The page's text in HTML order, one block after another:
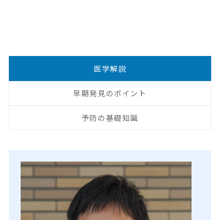
医学解説
早期発見のポイント
予防の基礎知識